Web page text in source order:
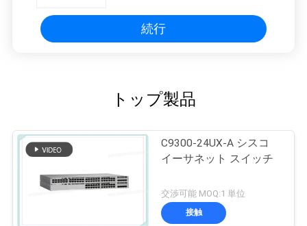
続行
トップ製品
C9300-24UX-A シスコ
イーサネット スイッチ
交渉可能 MOQ:1 単位
接触